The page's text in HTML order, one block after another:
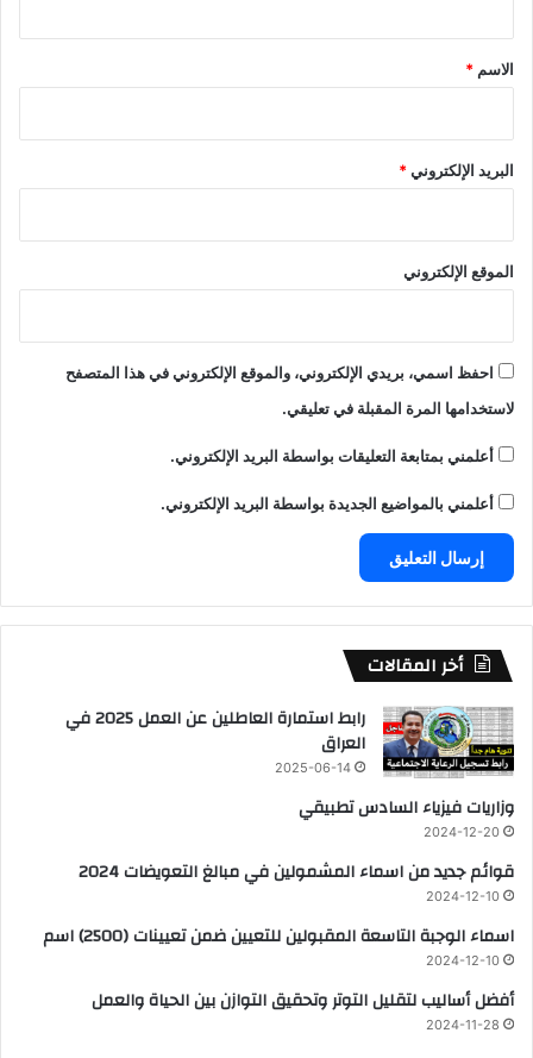
*
الاسم *
البريد الإلكتروني*
الموقع الإلكتروني
احفظ اسمي، بريدي الإلكتروني، والموقع الإلكتروني في هذا المتصفح
لاستخدامها المرة المقبلة في تعليقي.
أعلمني بمتابعة التعليقات بواسطة البريد الإلكتروني.
أعلمني بالمواضيع الجديدة بواسطة البريد الإلكتروني.
أخر المقالات
رابط استمارة العاطلين عن العمل 2025 في
العراق
2025-06-14
وزاريات فيزياء السادس تطبيقي
2024-12-20
قوائم جديد من اسماء المشمولين في مبالغ التعويضات 2024
2024-12-10
اسماء الوجبة التاسعة المقبولين للتعيين ضمن تعيينات (2500) اسم
2024-12-10
أفضل أساليب لتقليل التوتر وتحقيق التوازن بين الحياة والعمل
2024-11-28